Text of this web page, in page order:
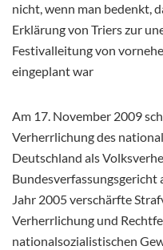
nicht, wenn man bedenkt,
Erklärung von Triers zur
Festivalleitung von
eingeplant war
Am 17. November 2009
Verherrlichung des
Deutschland als
Bundesverfassungsgericht
Jahr 2005 verschärfte
Verherrlichung und
nationalsozialistischen